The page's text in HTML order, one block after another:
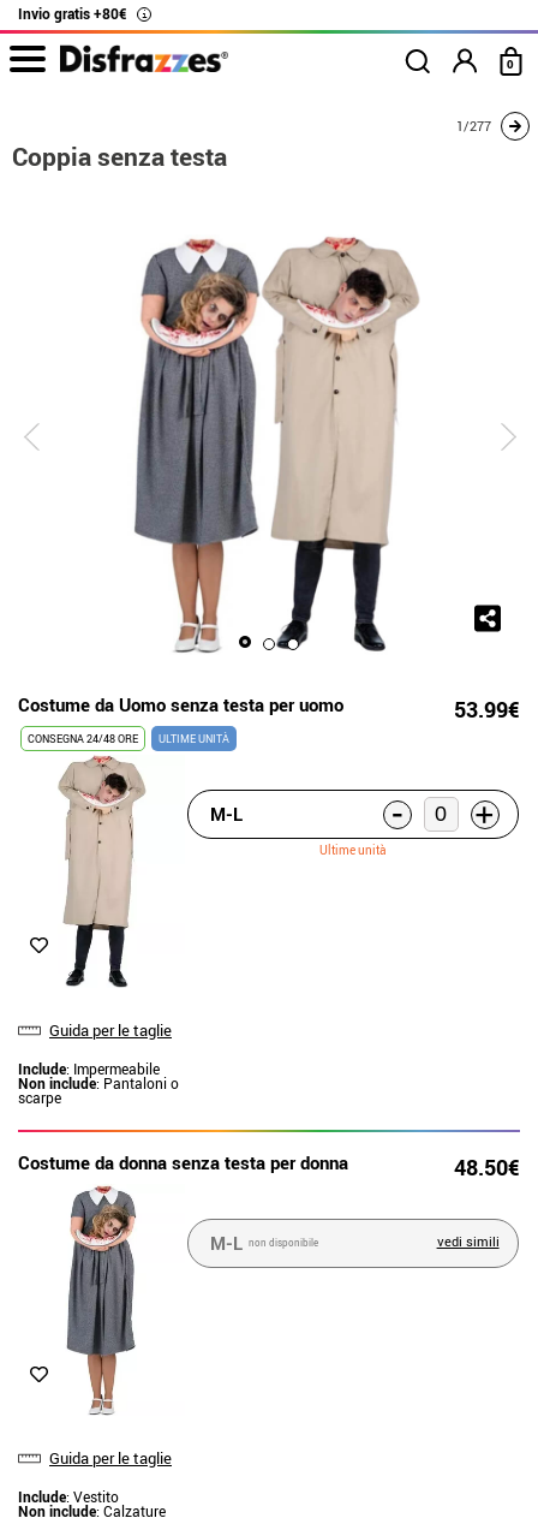
Invio gratis +80€ i
0
1/277
Coppia senza testa
Costume da Uomo senza testa per uomo 53.99€
CONSEGNA 24/48 ORE ULTIME UNITÀ
Guida per le taglie
Include: Impermeabile
Non include: Pantaloni o
scarpe
M-L - +
Ultime unità
Costume da donna senza testa per donna 48.50€
Guida per le taglie
Include: Vestito
Non include: Calzature
M-L non disponibile vedi simili